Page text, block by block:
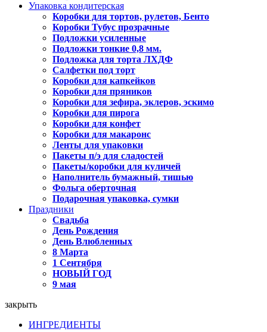
Упаковка кондитерская
Коробки для тортов, рулетов, Бенто
Коробки Тубус прозрачные
Подложки усиленные
Подложки тонкие 0,8 мм.
Подложка для торта ЛХДФ
Салфетки под торт
Коробки для капкейков
Коробки для пряников
Коробки для зефира, эклеров, эскимо
Коробки для пирога
Коробки для конфет
Коробки для макаронс
Ленты для упаковки
Пакеты п/э для сладостей
Пакеты/коробки для куличей
Наполнитель бумажный, тишью
Фольга оберточная
Подарочная упаковка, сумки
Праздники
Свадьба
День Рождения
День Влюбленных
8 Марта
1 Сентября
НОВЫЙ ГОД
9 мая
закрыть
ИНГРЕДИЕНТЫ